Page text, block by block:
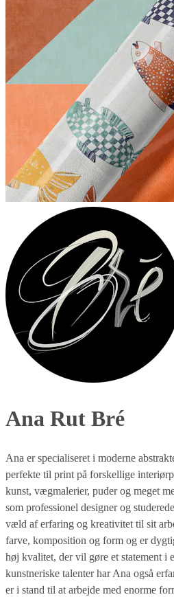
Ana Rut Bré
Ana er specialiseret i moderne
perfekte til print på forskellige
kunst, vægmalerier, puder og meget
som professionel designer og
væld af erfaring og kreativitet til sit
farve, komposition og form og er
høj kvalitet, der vil gøre et statement i
kunstneriske talenter har Ana også
er i stand til at arbejde med enorme